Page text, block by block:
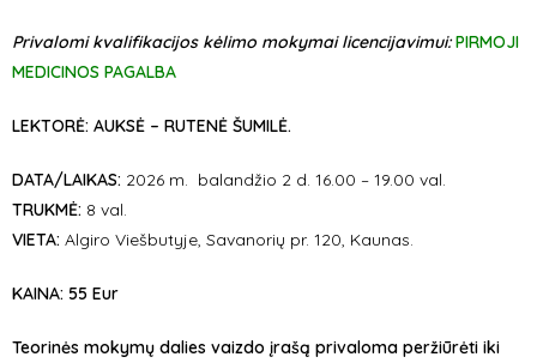
Privalomi kvalifikacijos kėlimo mokymai licencijavimui:PIRMOJI
MEDICINOS PAGALBA
LEKTORĖ: AUKSĖ – RUTENĖ ŠUMILĖ.
DATA/LAIKAS: 2026 m. balandžio 2 d. 16.00 – 19.00 val.
TRUKMĖ: 8 val.
VIETA: Algiro Viešbutyje, Savanorių pr. 120, Kaunas.
KAINA: 55 Eur
Teorinės mokymų dalies vaizdo įrašą privaloma peržiūrėti iki